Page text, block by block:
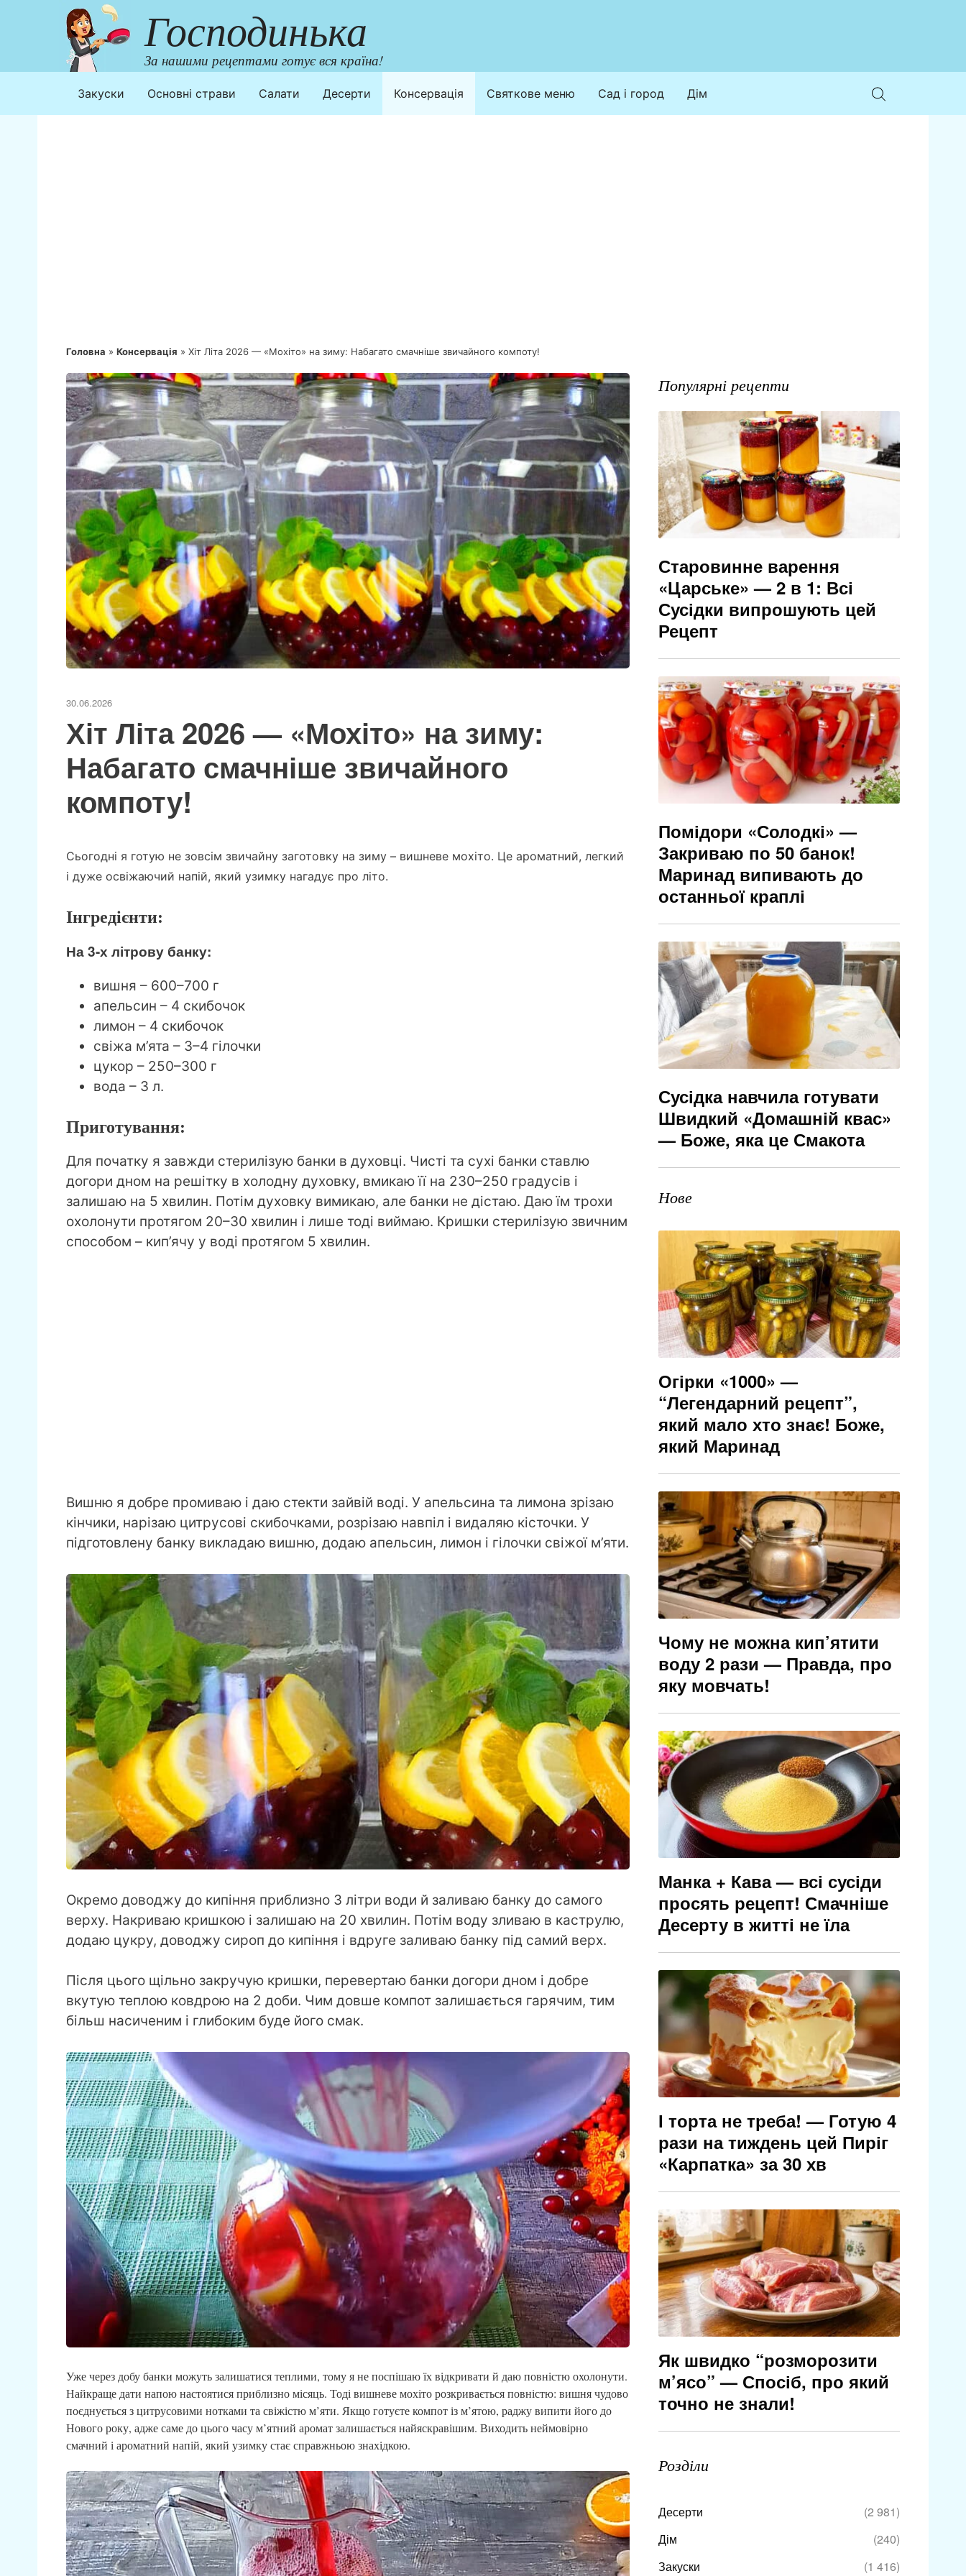
Господинька
За нашими рецептами готує вся країна!
Закуски Основні страви Салати Десерти Консервація Святкове меню Сад і город Дім
Головна » Консервація » Хіт Літа 2026 — «Мохіто» на зиму: Набагато смачніше звичайного компоту!
30.06.2026
Хіт Літа 2026 — «Мохіто» на зиму:
Набагато смачніше звичайного
компоту!
Сьогодні я готую не зовсім звичайну заготовку на зиму – вишневе мохіто. Це ароматний, легкий
і дуже освіжаючий напій, який узимку нагадує про літо.
Інгредієнти:
На 3-х літрову банку:
вишня – 600–700 г
апельсин – 4 скибочок
лимон – 4 скибочок
свіжа м’ята – 3–4 гілочки
цукор – 250–300 г
вода – 3 л.
Приготування:
Для початку я завжди стерилізую банки в духовці. Чисті та сухі банки ставлю
догори дном на решітку в холодну духовку, вмикаю її на 230–250 градусів і
залишаю на 5 хвилин. Потім духовку вимикаю, але банки не дістаю. Даю їм трохи
охолонути протягом 20–30 хвилин і лише тоді виймаю. Кришки стерилізую звичним
способом – кип’ячу у воді протягом 5 хвилин.
Вишню я добре промиваю і даю стекти зайвій воді. У апельсина та лимона зрізаю
кінчики, нарізаю цитрусові скибочками, розрізаю навпіл і видаляю кісточки. У
підготовлену банку викладаю вишню, додаю апельсин, лимон і гілочки свіжої м’яти.
Окремо доводжу до кипіння приблизно 3 літри води й заливаю банку до самого
верху. Накриваю кришкою і залишаю на 20 хвилин. Потім воду зливаю в каструлю,
додаю цукру, доводжу сироп до кипіння і вдруге заливаю банку під самий верх.
Після цього щільно закручую кришки, перевертаю банки догори дном і добре
вкутую теплою ковдрою на 2 доби. Чим довше компот залишається гарячим, тим
більш насиченим і глибоким буде його смак.
Уже через добу банки можуть залишатися теплими, тому я не поспішаю їх відкривати й даю повністю охолонути.
Найкраще дати напою настоятися приблизно місяць. Тоді вишневе мохіто розкривається повністю: вишня чудово
поєднується з цитрусовими нотками та свіжістю м’яти. Якщо готуєте компот із м’ятою, раджу випити його до
Нового року, адже саме до цього часу м’ятний аромат залишається найяскравішим. Виходить неймовірно
смачний і ароматний напій, який узимку стає справжньою знахідкою.
Популярні рецепти
Старовинне варення
«Царське» — 2 в 1: Всі
Сусідки випрошують цей
Рецепт
Помідори «Солодкі» —
Закриваю по 50 банок!
Маринад випивають до
останньої краплі
Сусідка навчила готувати
Швидкий «Домашній квас»
— Боже, яка це Смакота
Нове
Огірки «1000» —
“Легендарний рецепт”,
який мало хто знає! Боже,
який Маринад
Чому не можна кип’ятити
воду 2 рази — Правда, про
яку мовчать!
Манка + Кава — всі сусіди
просять рецепт! Смачніше
Десерту в житті не їла
І торта не треба! — Готую 4
рази на тиждень цей Пиріг
«Карпатка» за 30 хв
Як швидко “розморозити
м’ясо” — Спосіб, про який
точно не знали!
Розділи
Десерти
(2 981)
Дім
(240)
Закуски
(1 416)